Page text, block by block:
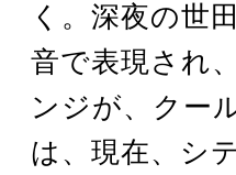
く。深夜の世
音で表現され
ンジが、クー
は、現在、シ